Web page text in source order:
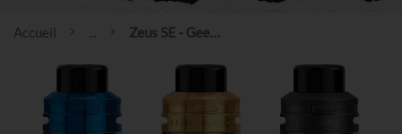
Accueil ... Zeus SE - Geekvape